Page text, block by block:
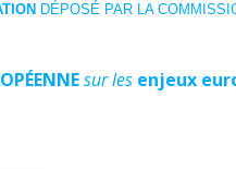
DÉPOSÉ PAR LA
sur les enjeux